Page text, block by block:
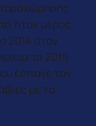
ήταν μέρος
2014 όταν
το 2015
έσπαγε τον
με τα